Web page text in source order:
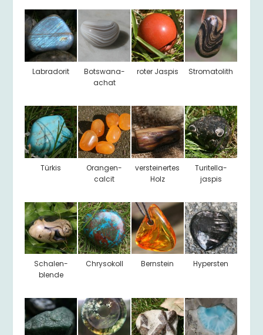
Labradorit
Botswana-
achat
roter Jaspis Stromatolith
Türkis
Orangen-
calcit
versteinertes
Holz
Turitella-
jaspis
Schalen-
blende
Chrysokoll Bernstein Hypersten